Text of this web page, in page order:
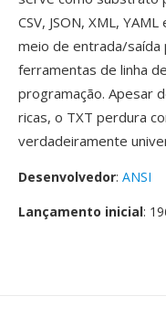
CSV, JSON, XML,
meio de entrada/
ferramentas de linha
programação. Apesar
ricas, o TXT perdura
verdadeiramente
Desenvolvedor: ANSI
Lançamento inicial: